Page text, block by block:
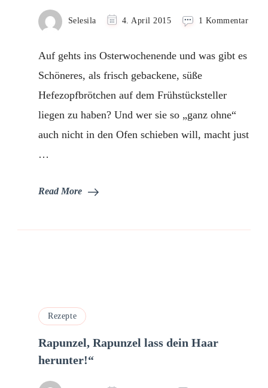
Selesila 4. April 2015 1 Kommentarzu
Auf gehts ins Osterwochenende und was gibt es
Schöneres, als frisch gebackene, süße
Hefezopfbrötchen auf dem Frühstücksteller
liegen zu haben? Und wer sie so „ganz ohne“
auch nicht in den Ofen schieben will, macht just
…
Read More
Rezepte
Rapunzel, Rapunzel lass dein Haar
herunter!“